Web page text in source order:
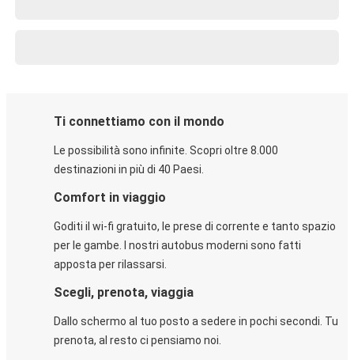
Ti connettiamo con il mondo
Le possibilità sono infinite. Scopri oltre 8.000
destinazioni in più di 40 Paesi.
Comfort in viaggio
Goditi il wi-fi gratuito, le prese di corrente e tanto spazio
per le gambe. I nostri autobus moderni sono fatti
apposta per rilassarsi.
Scegli, prenota, viaggia
Dallo schermo al tuo posto a sedere in pochi secondi. Tu
prenota, al resto ci pensiamo noi.